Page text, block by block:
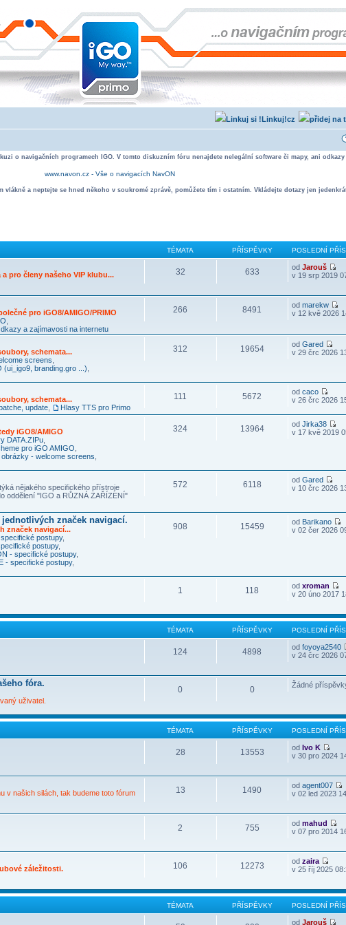
Linkuj!cz
o navigačních programech IGO. V tomto diskuzním fóru nenajdete nelegální software či mapy, ani odkazy
www.navon.cz - Vše o navigacích NavON
a neptejte se hned někoho v soukromé zprávě, pomůžete tím i ostatním. Vkládejte dotazy jen
TÉMATA PŘÍSPĚVKY POSLEDNÍ
pro členy našeho VIP klubu... 32 633 odJarouš
v 19 srp 2019
pro iGO8/AMIGO/PRIMO
a zajímavosti na internetu
266 8491 odmarekw
v 12 kvě 2026
schemata...
screens
(ui_igo9, branding.gro ...)
312 19654 odGared
v 29 črc 2026
schemata...
update Hlasy TTS pro Primo
111 5672 odcaco
v 26 črc 2026
iGO8/AMIGO
DATA.ZIPu
pro iGO AMIGO
- welcome screens
324 13964 odJirka38
v 17 kvě 2019
nějakého specifického přístroje
oddělení "IGO a RŮZNÁ ZAŘÍZENÍ"
572 6118 odGared
v 10 črc 2026
značek navigací.
značek navigací...
specifické postupy,
postupy,
- specifické postupy,
- specifické postupy,
908 15459 od Barikano
v 02 čer 2026
1 118 odxroman
v 20 úno 2017
TÉMATA PŘÍSPĚVKY POSLEDNÍ
124 4898 odfoyoya2540
v 24 črc 2026
fóra.
uživatel.
0 0 Žádné
TÉMATA PŘÍSPĚVKY POSLEDNÍ
28 13553 odIvo K
v 30 pro 2024
v našich silách, tak budeme toto fórum
13 1490 odagent007
v 02 led 2023
2 755 odmahud
v 07 pro 2014
záležitosti.
106 12273 odzaira
v 25 říj 2025
TÉMATA PŘÍSPĚVKY POSLEDNÍ
odJarouš